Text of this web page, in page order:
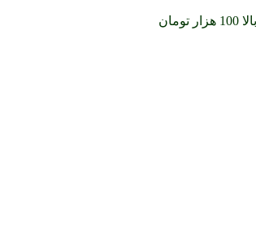
بالا 100 هزار تومان